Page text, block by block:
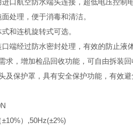
航空防水端头连接，超低电压控制
理，便于消毒和清洁。
连机旋转式可选。
经过防水密封处理，有效的防止液
，增加检品回收功能，可自由拆装回
保护罩，具有安全保护功能，有效避
）,50Hz(±2%)